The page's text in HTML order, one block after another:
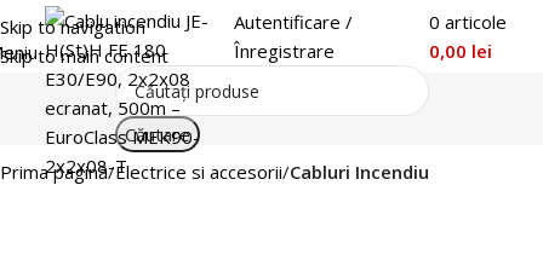
Skip to navigation
Skip to main content
Autentificare /
Înregistrare
0 articole
0,00 lei
Căutare
Prima pagină Electrice si accesorii Cabluri Incendiu